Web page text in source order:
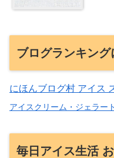
ブログランキン
にほんブログ村 アイス
アイスクリーム・ジェラー
毎日アイス生活